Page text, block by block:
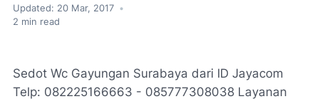
Updated: 20 Mar, 2017 •
2 min read
Sedot Wc Gayungan Surabaya dari ID Jayacom
Telp: 082225166663 - 085777308038 Layanan